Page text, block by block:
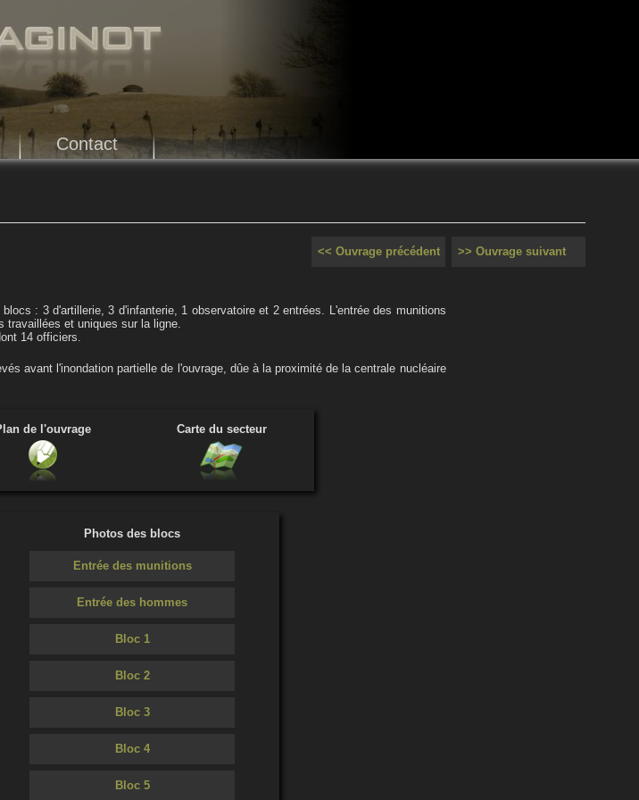
Contact
>> Ouvrage suivant
<< Ouvrage précédent
: 3 d'artillerie, 3 d'infanterie, 1 observatoire et 2 entrées. L'entrée des munitions
travaillées et uniques sur la ligne.
14 officiers.
avant l'inondation partielle de l'ouvrage, dûe à la proximité de la centrale nucléaire
de l'ouvrage Carte du secteur
Photos des blocs
Entrée des munitions
Entrée des hommes
Bloc 1
Bloc 2
Bloc 3
Bloc 4
Bloc 5